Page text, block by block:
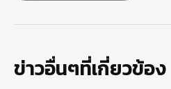
ข่าวอื่นๆที่เกี่ยวข้อง